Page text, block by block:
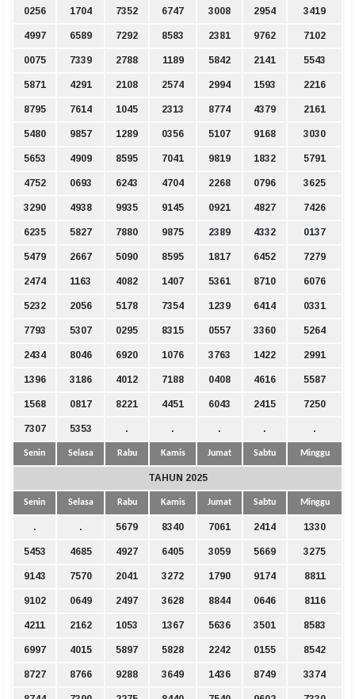
0256 1704 7352 6747 3008 2954 3419
4997 6589 7292 8583 2381 9762 7102
0075 7339 2788 1189 5842 2141 5543
5871 4291 2108 2574 2994 1593 2216
8795 7614 1045 2313 8774 4379 2161
5480 9857 1289 0356 5107 9168 3030
5653 4909 8595 7041 9819 1832 5791
4752 0693 6243 4704 2268 0796 3625
3290 4938 9935 9145 0921 4827 7426
6235 5827 7880 9875 2389 4332 0137
5479 2667 5090 8595 1817 6452 7279
2474 1163 4082 1407 5361 8710 6076
5232 2056 5178 7354 1239 6414 0331
7793 5307 0295 8315 0557 3360 5264
2434 8046 6920 1076 3763 1422 2991
1396 3186 4012 7188 0408 4616 5587
1568 0817 8221 4451 6043 2415 7250
7307 5353 . . . . .
Senin Selasa Rabu Kamis Jumat Sabtu Minggu
TAHUN 2025
Senin Selasa Rabu Kamis Jumat Sabtu Minggu
. . 5679 8340 7061 2414 1330
5453 4685 4927 6405 3059 5669 3275
9143 7570 2041 3272 1790 9174 8811
9102 0649 2497 3628 8844 0646 8116
4211 2162 1053 1367 5636 3501 8583
6997 4015 5897 5828 2242 0155 8542
8727 8766 9288 3649 1436 8749 3374